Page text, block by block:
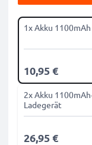
1x Akku 1100mAh
10,95 €
2x Akku
Ladegerät
26,95 €